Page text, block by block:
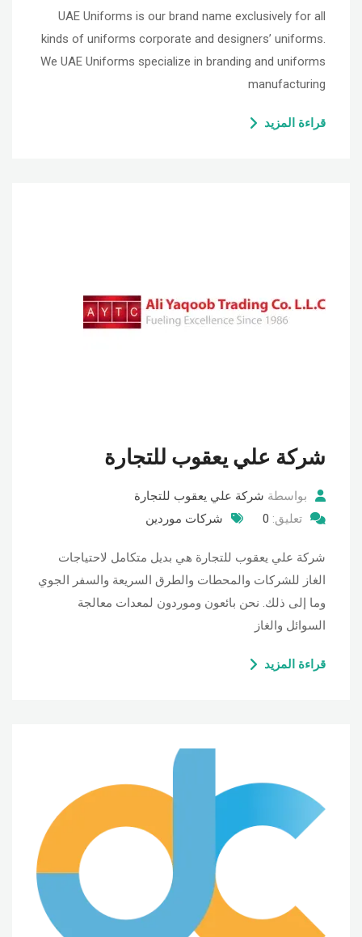
UAE Uniforms is our brand name exclusively for all
kinds of uniforms corporate and designers’ uniforms.
We UAE Uniforms specialize in branding and uniforms
manufacturing
قراءة المزيد
شركة علي يعقوب للتجارة
بواسطة شركة علي يعقوب للتجارة
تعليق: 0 شركات موردين
شركة علي يعقوب للتجارة هي بديل متكامل لاحتياجات
الغاز للشركات والمحطات والطرق السريعة والسفر الجوي
وما إلى ذلك. نحن بائعون وموردون لمعدات معالجة
السوائل والغاز
قراءة المزيد